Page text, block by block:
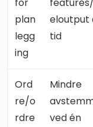
for
plan
legg
ing
eloutput
tid
Ord
re/o
rdre
Mindre
ved én